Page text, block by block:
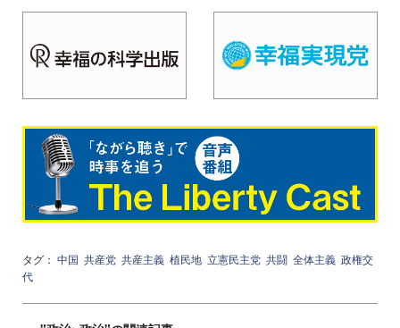
タグ： 中国 共産党 共産主義 植民地 立憲民主党 共闘 全体主義 政権交
代